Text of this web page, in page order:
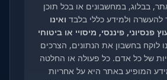
בבלוג, במחשבונים או בכל תוכן
להעשרה ולמידע כללי בלבד ואינו
פנסיוני, פיננסי, מיסויי או ביטוחי
לוקח בחשבון את הנתונים, הצרכים
של כל אדם. כל פעולה או החלטה
המופיע באתר היא על אחריות